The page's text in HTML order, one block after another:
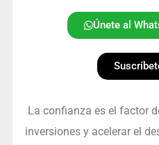
Únete al
La confianza es el factor
inversiones y acelerar el